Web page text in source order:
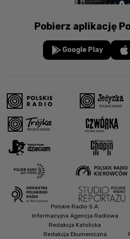
Pobierz aplikację
Google Play
Polskie Radio S.A.
Informacyjna Agencja Radiowa
Redakcja Katolicka
Redakcja Ekumeniczna